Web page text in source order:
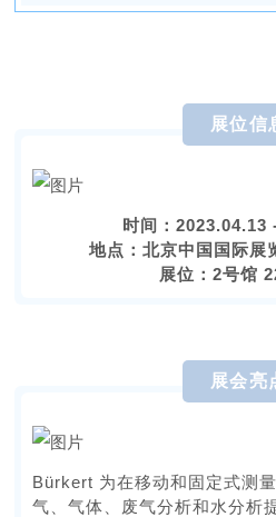
展位信
时间：2023.04.13
地点：北京中国国际展
展位：2号馆
展会亮
Bürkert 为在移动和固定式测
气、气体、废气分析和水分析